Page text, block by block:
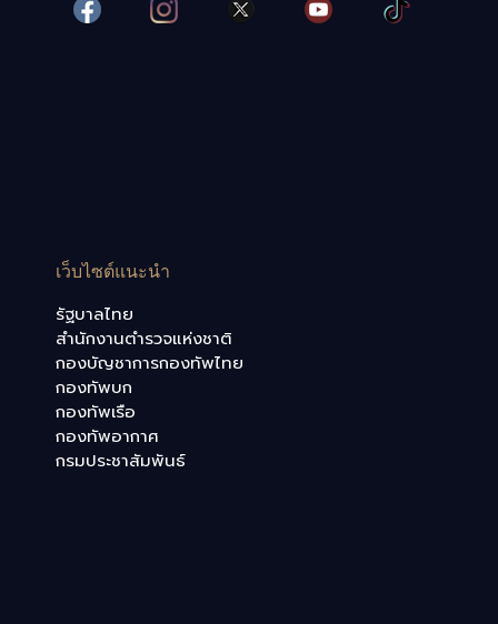
เว็บไซต์แนะนำ
รัฐบาลไทย
สำนักงานตำรวจแห่งชาติ
กองบัญชาการกองทัพไทย
กองทัพบก
กองทัพเรือ
กองทัพอากาศ
กรมประชาสัมพันธ์